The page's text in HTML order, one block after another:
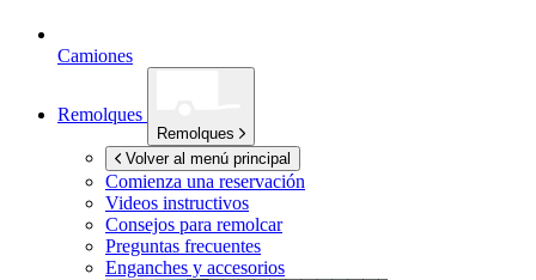
Camiones
Remolques
Remolques
Volver al menú principal
Comienza una reservación
Videos instructivos
Consejos para remolcar
Preguntas frecuentes
Enganches y accesorios